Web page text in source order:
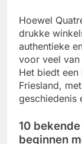
Hoewel
drukke
authentieke
voor veel van
Het biedt
Friesland,
geschiedenis
10
beginnen